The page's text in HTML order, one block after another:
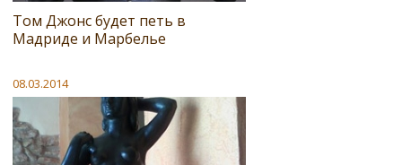
Том Джонс будет петь в
Мадриде и Марбелье
08.03.2014